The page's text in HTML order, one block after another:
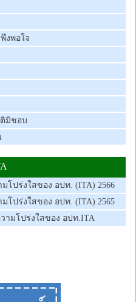
งพอใจ
มิชอบ
โปร่งใสของ อปท. (ITA) 2566
โปร่งใสของ อปท. (ITA) 2565
ามโปร่งใสของ อปท.ITA